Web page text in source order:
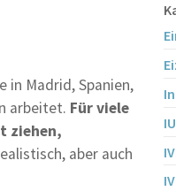
in Madrid, Spanien,
arbeitet. Für viele
ziehen,
aber auch